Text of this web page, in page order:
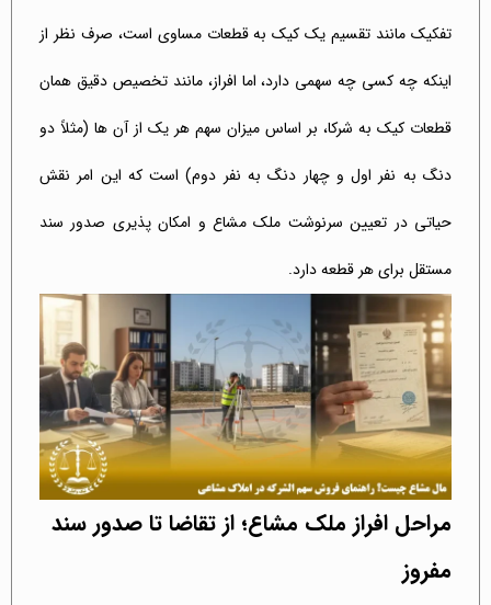
تفکیک مانند تقسیم یک کیک به قطعات مساوی است، صرف نظر از
اینکه چه کسی چه سهمی دارد، اما افراز، مانند تخصیص دقیق همان
قطعات کیک به شرکا، بر اساس میزان سهم هر یک از آن ها (مثلاً دو
دنگ به نفر اول و چهار دنگ به نفر دوم) است که این امر نقش
حیاتی در تعیین سرنوشت ملک مشاع و امکان پذیری صدور سند
مستقل برای هر قطعه دارد.
مراحل افراز ملک مشاع؛ از تقاضا تا صدور سند
مفروز